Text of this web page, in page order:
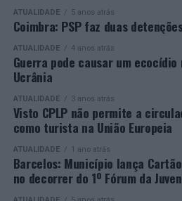
para o sucesso desta edição do
A Escola de Tecnologia e Gestão
afirmar-se como uma referência
profissional e na qualificação de
para o desenvolvimento de
empregabilidade e a valorização
concelho e da região.
A Empresa Municipal de
felicita todos os diplomados por
ATUALIDADE 5 anos atrás
Coimbra: PSP faz duas
ATUALIDADE 4 anos atrás
Guerra pode causar um ecocídio
Ucrânia
ATUALIDADE 3 anos atrás
Visto CPLP não permite a
como turista na União Europeia
ATUALIDADE 1 ano atrás
Barcelos: Município lança Cartão
no decorrer do 1º Fórum da